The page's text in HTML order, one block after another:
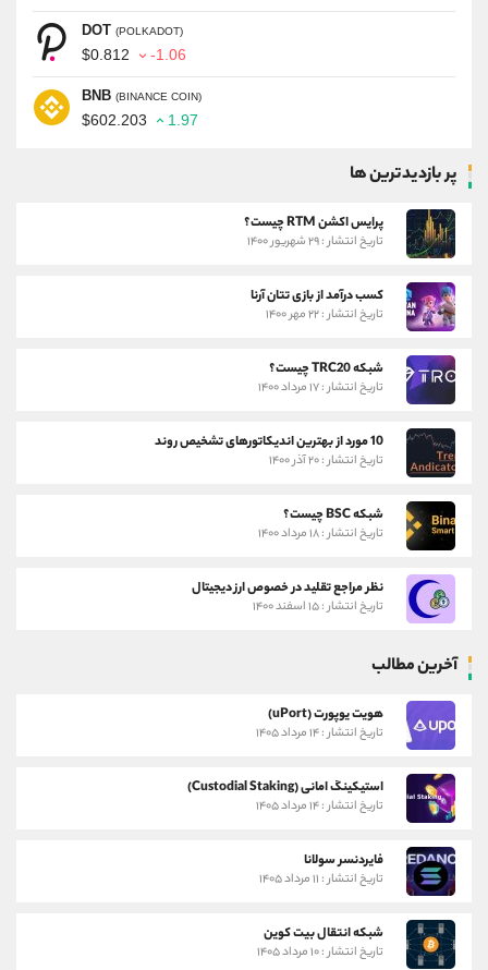
DOT (POLKADOT)
$0.812 -1.06
BNB (BINANCE COIN)
$602.203 1.97
پر بازدیدترین ها
پرایس اکشن RTM چیست؟
تاریخ انتشار : ۲۹ شهریور ۱۴۰۰
کسب درآمد از بازی تتان آرنا
تاریخ انتشار : ۲۲ مهر ۱۴۰۰
شبکه TRC20 چیست؟
تاریخ انتشار : ۱۷ مرداد ۱۴۰۰
10 مورد از بهترین اندیکاتورهای تشخیص روند
تاریخ انتشار : ۲۰ آذر ۱۴۰۰
شبکه BSC چیست؟
تاریخ انتشار : ۱۸ مرداد ۱۴۰۰
نظر مراجع تقلید در خصوص ارز دیجیتال
تاریخ انتشار : ۱۵ اسفند ۱۴۰۰
آخرین مطالب
هویت یوپورت (uPort)
تاریخ انتشار : ۱۴ مرداد ۱۴۰۵
استیکینگ امانی (Custodial Staking)
تاریخ انتشار : ۱۴ مرداد ۱۴۰۵
فایردنسر سولانا
تاریخ انتشار : ۱۱ مرداد ۱۴۰۵
شبکه انتقال بیت کوین
تاریخ انتشار : ۱۰ مرداد ۱۴۰۵